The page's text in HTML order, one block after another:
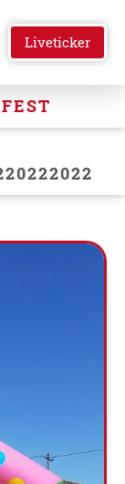
Liveticker